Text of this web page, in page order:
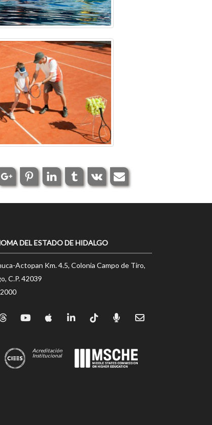
DEL ESTADO DE HIDALGO
Actopan Km. 4.5, Colonia Campo de Tiro,
C.P. 42039
Acreditación
Institucional